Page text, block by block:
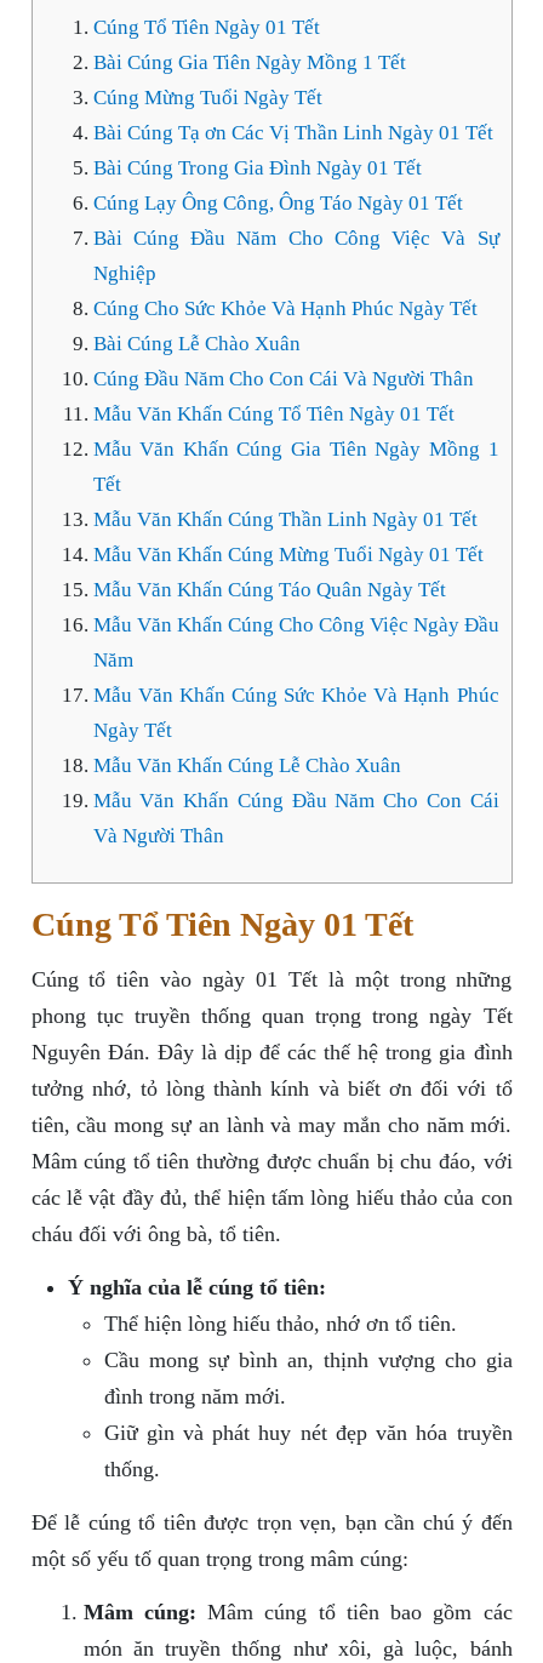
Cúng Tổ Tiên Ngày 01 Tết
Bài Cúng Gia Tiên Ngày Mồng 1 Tết
Cúng Mừng Tuổi Ngày Tết
Bài Cúng Tạ ơn Các Vị Thần Linh Ngày 01 Tết
Bài Cúng Trong Gia Đình Ngày 01 Tết
Cúng Lạy Ông Công, Ông Táo Ngày 01 Tết
Bài Cúng Đầu Năm Cho Công Việc Và Sự
Nghiệp
Cúng Cho Sức Khỏe Và Hạnh Phúc Ngày Tết
Bài Cúng Lễ Chào Xuân
Cúng Đầu Năm Cho Con Cái Và Người Thân
Mẫu Văn Khấn Cúng Tổ Tiên Ngày 01 Tết
Mẫu Văn Khấn Cúng Gia Tiên Ngày Mồng 1
Tết
Mẫu Văn Khấn Cúng Thần Linh Ngày 01 Tết
Mẫu Văn Khấn Cúng Mừng Tuổi Ngày 01 Tết
Mẫu Văn Khấn Cúng Táo Quân Ngày Tết
Mẫu Văn Khấn Cúng Cho Công Việc Ngày Đầu
Năm
Mẫu Văn Khấn Cúng Sức Khỏe Và Hạnh Phúc
Ngày Tết
Mẫu Văn Khấn Cúng Lễ Chào Xuân
Mẫu Văn Khấn Cúng Đầu Năm Cho Con Cái
Và Người Thân
Cúng Tổ Tiên Ngày 01 Tết
Cúng tổ tiên vào ngày 01 Tết là một trong những
phong tục truyền thống quan trọng trong ngày Tết
Nguyên Đán. Đây là dịp để các thế hệ trong gia đình
tưởng nhớ, tỏ lòng thành kính và biết ơn đối với tổ
tiên, cầu mong sự an lành và may mắn cho năm mới.
Mâm cúng tổ tiên thường được chuẩn bị chu đáo, với
các lễ vật đầy đủ, thể hiện tấm lòng hiếu thảo của con
cháu đối với ông bà, tổ tiên.
Ý nghĩa của lễ cúng tổ tiên:
Thể hiện lòng hiếu thảo, nhớ ơn tổ tiên.
Cầu mong sự bình an, thịnh vượng cho gia
đình trong năm mới.
Giữ gìn và phát huy nét đẹp văn hóa truyền
thống.
Để lễ cúng tổ tiên được trọn vẹn, bạn cần chú ý đến
một số yếu tố quan trọng trong mâm cúng:
Mâm cúng: Mâm cúng tổ tiên bao gồm các
món ăn truyền thống như xôi, gà luộc, bánh